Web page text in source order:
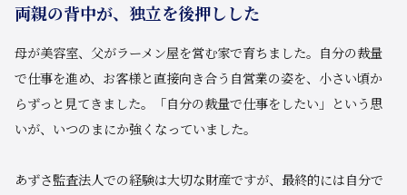
両親の背中が、独立を後押しした
母が美容室、父がラーメン屋を営む家で育ちました。自分の裁量
で仕事を進め、お客様と直接向き合う自営業の姿を、小さい頃か
らずっと見てきました。「自分の裁量で仕事をしたい」という思
いが、いつのまにか強くなっていました。
あずさ監査法人での経験は大切な財産ですが、最終的には自分で